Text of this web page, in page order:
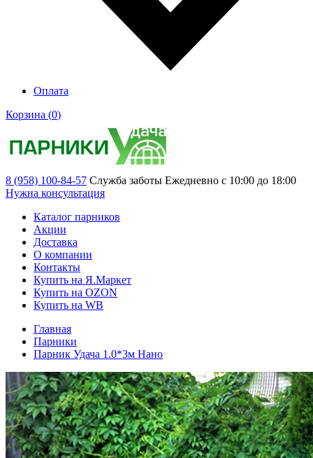
Оплата
Корзина (0)
8 (958) 100-84-57 Служба заботы Ежедневно с 10:00 до 18:00
Нужна консультация
Каталог парников
Акции
Доставка
О компании
Контакты
Купить на Я.Маркет
Купить на OZON
Купить на WB
Главная
Парники
Парник Удача 1.0*3м Нано